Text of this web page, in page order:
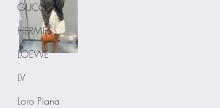
GUCCI
HERMES
LOEWE
LV
Loro Piana